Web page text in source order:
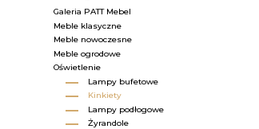
Galeria PATT Mebel
Meble klasyczne
Meble nowoczesne
Meble ogrodowe
Oświetlenie
Lampy bufetowe
Kinkiety​
Lampy podłogowe​
Żyrandole​